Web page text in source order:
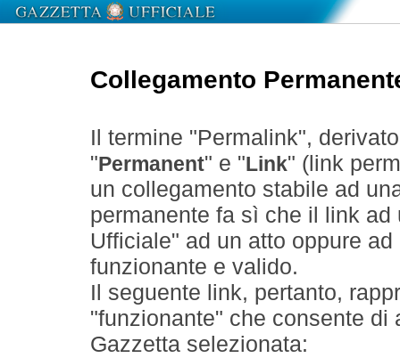
Collegamento
Il termine "Permalink",
" Permanent" e " Link" (link
un collegamento stabile ad
permanente fa sì che il link
Ufficiale" ad un atto oppure
funzionante e valido.
Il seguente link, pertanto,
"funzionante" che consente
Gazzetta selezionata: